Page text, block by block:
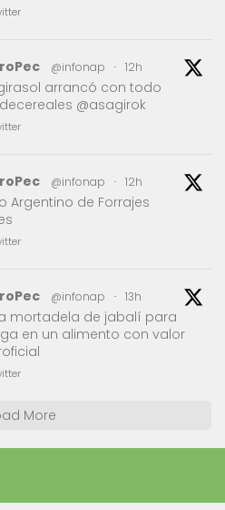
@infonap · 12h
arrancó con todo
@asagirok
@infonap · 12h
Argentino de Forrajes
@infonap · 13h
mortadela de jabalí para
en un alimento con valor
More